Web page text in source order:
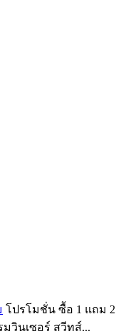
โปรโมชั่น ซื้อ 1 แถม 2
วินเซอร์ สวีทส์...